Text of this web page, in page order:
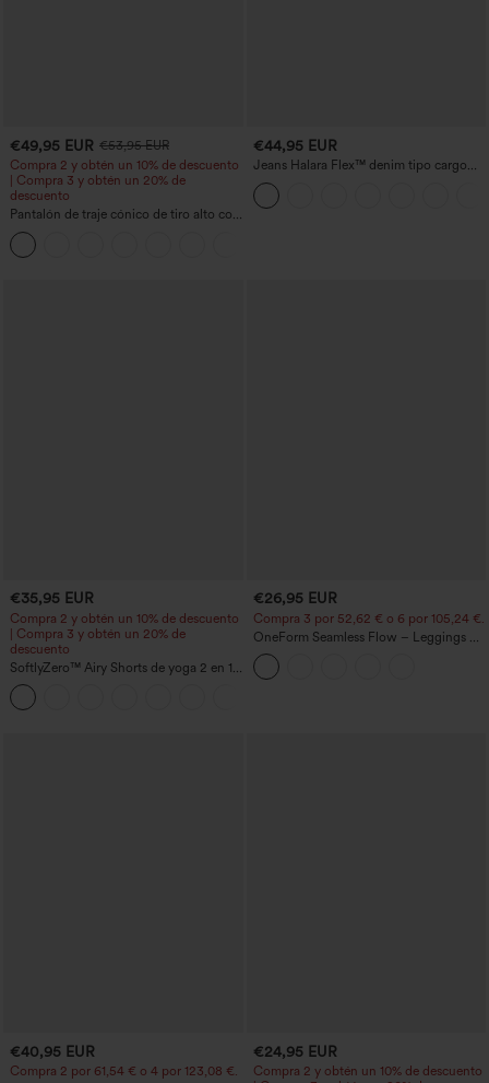
€49,95 EUR €53,95 EUR
Compra 2 y obtén un 10% de descuento
| Compra 3 y obtén un 20% de
descuento
Pantalón de traje cónico de tiro alto con
bolsillos
€44,95 EUR
Jeans Halara Flex™ denim tipo cargo
elásticos de pierna recta con múltiples
bolsillos
€35,95 EUR
Compra 2 y obtén un 10% de descuento
| Compra 3 y obtén un 20% de
descuento
SoftlyZero™ Airy Shorts de yoga 2 en 1
InstantCool de talle súper alto, 7" con
bolsillos
€26,95 EUR
Compra 3 por 52,62 € o 6 por 105,24 €.
OneForm Seamless Flow – Leggings de
yoga sin costuras, tiro medio, control de
abdomen y realce de glúteos
€40,95 EUR
Compra 2 por 61,54 € o 4 por 123,08 €.
€24,95 EUR
Compra 2 y obtén un 10% de descuento